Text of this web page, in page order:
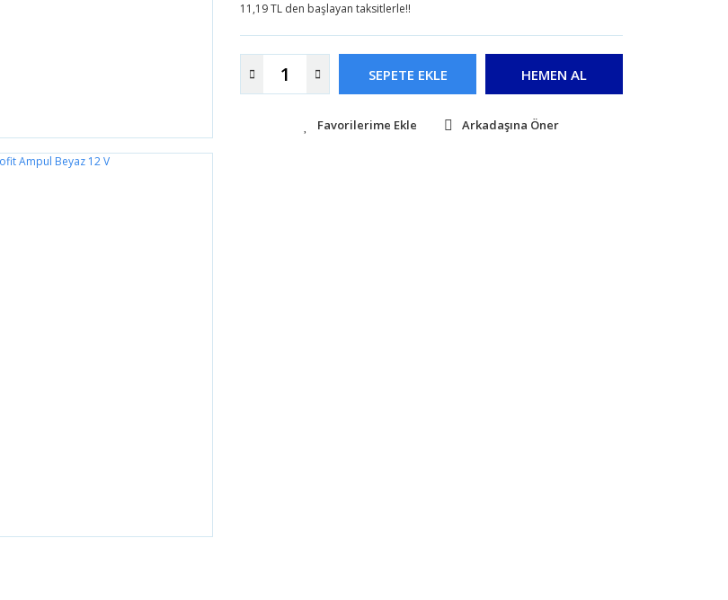
11,19 TL den başlayan taksitlerle!!
SEPETE EKLE HEMEN AL
Arkadaşına Öner